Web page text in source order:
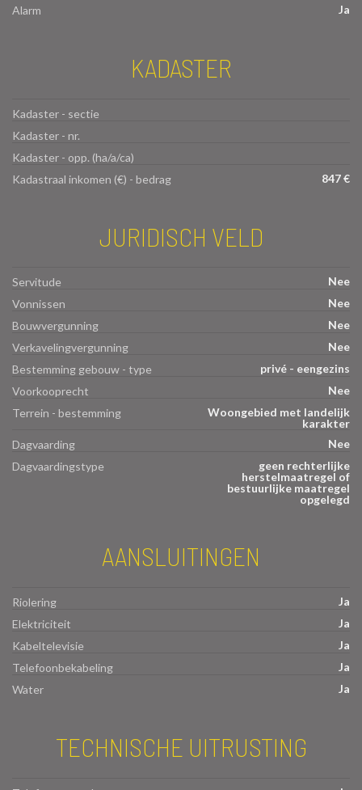
Alarm
Ja
KADASTER
Kadaster - sectie
Kadaster - nr.
Kadaster - opp. (ha/a/ca)
Kadastraal inkomen (€) - bedrag
847 €
JURIDISCH VELD
Servitude
Nee
Vonnissen
Nee
Bouwvergunning
Nee
Verkavelingvergunning
Nee
Bestemming gebouw - type
privé - eengezins
Voorkooprecht
Nee
Terrein - bestemming
Woongebied met landelijk
karakter
Dagvaarding
Nee
Dagvaardingstype
geen rechterlijke
herstelmaatregel of
bestuurlijke maatregel
opgelegd
AANSLUITINGEN
Riolering
Ja
Elektriciteit
Ja
Kabeltelevisie
Ja
Telefoonbekabeling
Ja
Water
Ja
TECHNISCHE UITRUSTING